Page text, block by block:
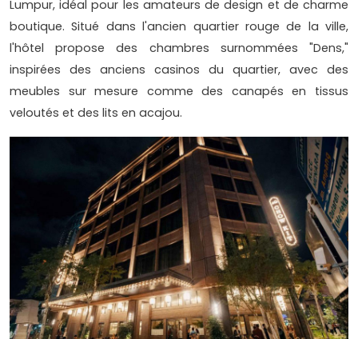
Lumpur, idéal pour les amateurs de design et de charme
boutique. Situé dans l'ancien quartier rouge de la ville,
l'hôtel propose des chambres surnommées "Dens,"
inspirées des anciens casinos du quartier, avec des
meubles sur mesure comme des canapés en tissus
veloutés et des lits en acajou.